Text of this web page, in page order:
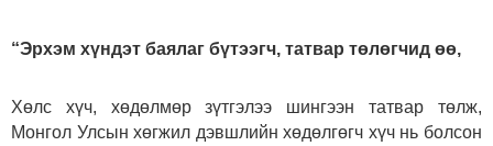
“Эрхэм хүндэт баялаг бүтээгч, татвар төлөгчид өө,
Хөлс хүч, хөдөлмөр зүтгэлээ шингээн татвар төлж,
Монгол Улсын хөгжил дэвшлийн хөдөлгөгч хүч нь болсон